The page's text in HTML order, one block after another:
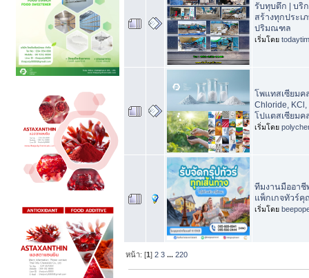
รับทุบตึก | บริ
สร้างทุกประเ
ปริมณฑล
เริ่มโดย
โพแทสเซียมค
Chloride,
โปแตสเซียมค
เริ่มโดย
ทีมงานมืออา
แพ็กเกจทัวร์
เริ่มโดย
หน้า: [1]2 3 ...220